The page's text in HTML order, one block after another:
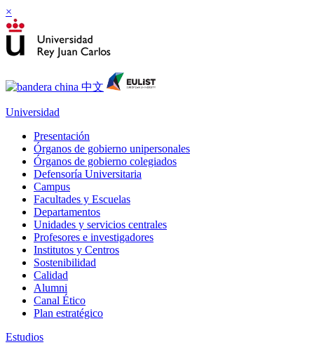
×
Universidad
Presentación
Órganos de gobierno unipersonales
Órganos de gobierno colegiados
Defensoría Universitaria
Campus
Facultades y Escuelas
Departamentos
Unidades y servicios centrales
Profesores e investigadores
Institutos y Centros
Sostenibilidad
Calidad
Alumni
Canal Ético
Plan estratégico
Estudios